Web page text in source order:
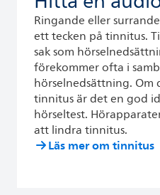
Ringande eller
ett tecken på tinnitus.
sak som
förekommer ofta i
hörselnedsättning. Om
tinnitus är det en god
hörseltest.
att lindra tinnitus.
Läs mer om tinnitus